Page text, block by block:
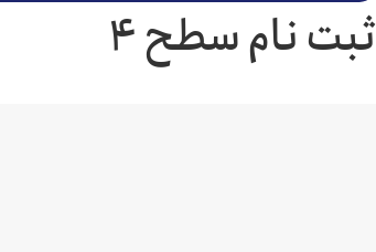
ثبت نام سطح ۴